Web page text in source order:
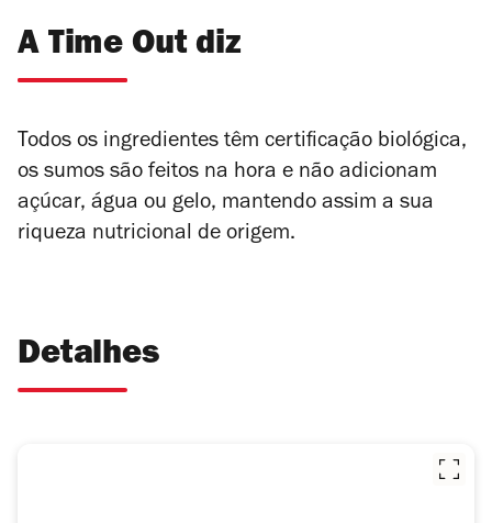
A Time Out diz
Todos os ingredientes têm certificação biológica,
os sumos são feitos na hora e não adicionam
açúcar, água ou gelo, mantendo assim a sua
riqueza nutricional de origem.
Detalhes